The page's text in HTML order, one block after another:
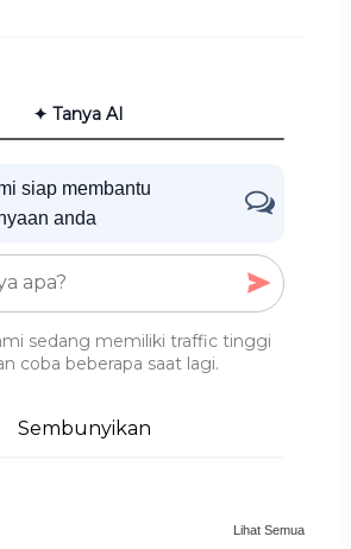
✦ Tanya AI
siap membantu
anda
sedang memiliki traffic tinggi
coba beberapa saat lagi.
Sembunyikan
Lihat Semua